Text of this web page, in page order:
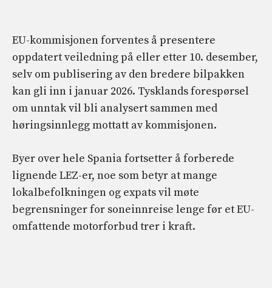
EU-kommisjonen forventes å presentere
oppdatert veiledning på eller etter 10. desember,
selv om publisering av den bredere bilpakken
kan gli inn i januar 2026. Tysklands forespørsel
om unntak vil bli analysert sammen med
høringsinnlegg mottatt av kommisjonen.
Byer over hele Spania fortsetter å forberede
lignende LEZ-er, noe som betyr at mange
lokalbefolkningen og expats vil møte
begrensninger for soneinnreise lenge før et EU-
omfattende motorforbud trer i kraft.